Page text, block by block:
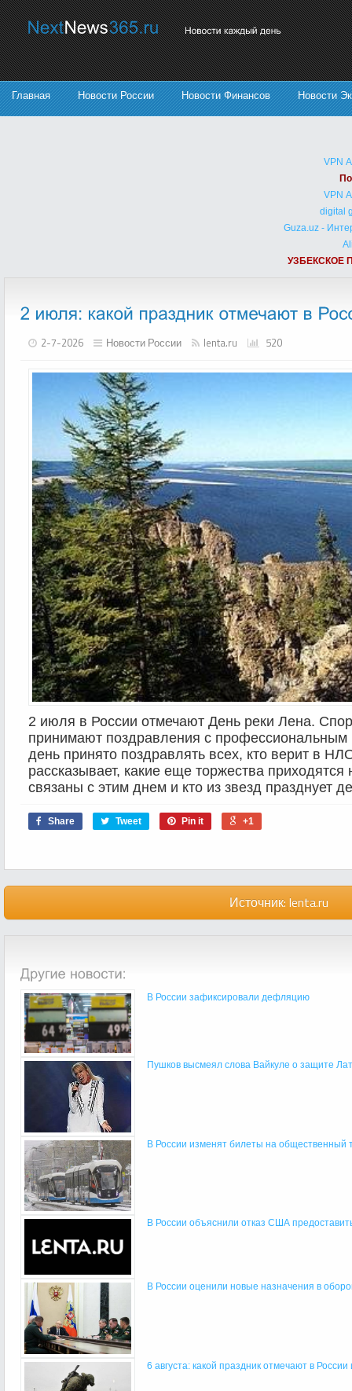
Главная Новости России Новости Финансов Новости
VPN
VPN
digital
Guza.uz -
УЗБЕКСКОЕ
2-7-2026 Новости России lenta.ru 520
2 июля в России отмечают День реки Лена.
принимают поздравления с профессиональным
день принято поздравлять всех, кто верит в
рассказывает, какие еще торжества
связаны с этим днем и кто из звезд празднует
Share Tweet Pin it +1
Источник: lenta.ru
В России зафиксировали дефляцию
Пушков высмеял слова Вайкуле о защите
В России изменят билеты на общественный
В России объяснили отказ США
В России оценили новые назначения в
6 августа: какой праздник отмечают в